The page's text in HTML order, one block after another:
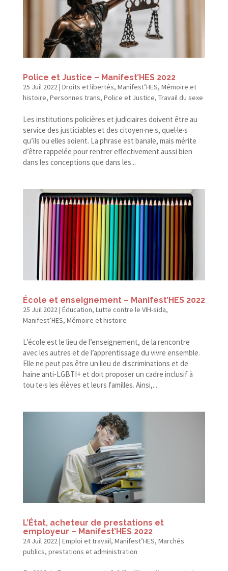
Police et Justice – Manifest’HES 2022
25 Juil 2022| Droits et libertés, Manifest’HES, Mémoire et
histoire, Personnes trans, Police et Justice, Travail du sexe
Les institutions policières et judiciaires doivent être au
service des justiciables et des citoyen·ne·s, quel·le·s
qu’ils ou elles soient. La phrase est banale, mais mérite
d’être rappelée pour rentrer effectivement aussi bien
dans les conceptions que dans les...
École et enseignement – Manifest’HES 2022
25 Juil 2022| Éducation, Lutte contre le VIH-sida,
Manifest’HES, Mémoire et histoire
L’école est le lieu de l’enseignement, de la rencontre
avec les autres et de l’apprentissage du vivre ensemble.
Elle ne peut pas être un lieu de discriminations et de
haine anti-​LGBTI+ et doit proposer un cadre inclusif à
tou·te·s les élèves et leurs familles. Ainsi,...
L’État, acheteur de prestations et
employeur – Manifest’HES 2022
24 Juil 2022| Emploi et travail, Manifest’HES, Marchés
publics, prestations et administration